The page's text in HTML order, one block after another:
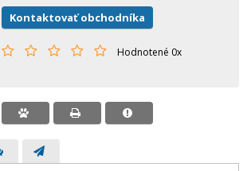
Kontaktovať obchodníka
Hodnotené 0x